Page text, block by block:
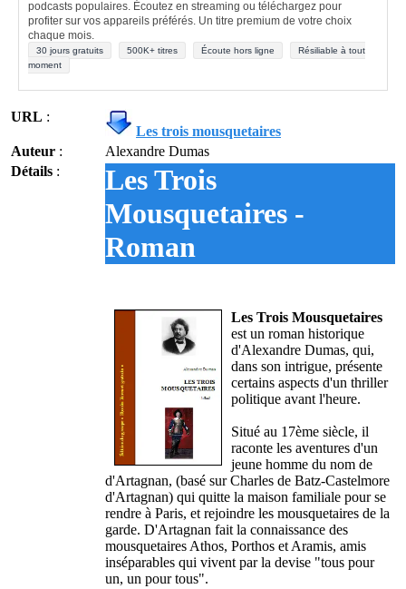
podcasts populaires. Écoutez en streaming ou téléchargez pour
profiter sur vos appareils préférés. Un titre premium de votre choix
chaque mois.
30 jours gratuits 500K+ titres Écoute hors ligne
Résiliable à tout
moment
URL :
Les trois mousquetaires
Auteur :
Alexandre Dumas
Détails :
Les Trois
Mousquetaires -
Roman
Les Trois Mousquetaires
est un roman historique
d'Alexandre Dumas, qui,
dans son intrigue, présente
certains aspects d'un thriller
politique avant l'heure.
Situé au 17ème siècle, il
raconte les aventures d'un
jeune homme du nom de
d'Artagnan, (basé sur Charles de Batz-Castelmore
d'Artagnan) qui quitte la maison familiale pour se
rendre à Paris, et rejoindre les mousquetaires de la
garde. D'Artagnan fait la connaissance des
mousquetaires Athos, Porthos et Aramis, amis
inséparables qui vivent par la devise "tous pour
un, un pour tous".